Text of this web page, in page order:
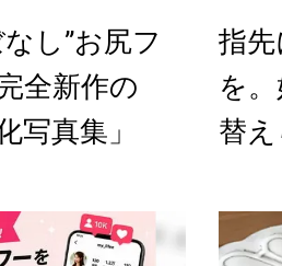
し”お尻フ
全新作の
写真集」
指
を
替